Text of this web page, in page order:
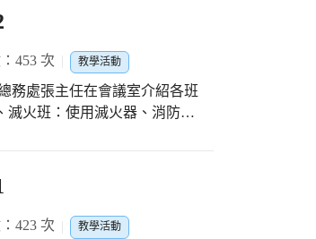
、防火鐵捲門、防火閘門。7.
昇降機、電扶梯之緊急處
453 次 教學活動
務處張主任在會議室介紹各班
滅火班：使用滅火器、消防栓
423 次 教學活動